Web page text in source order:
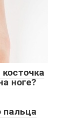
ноге?
пальца